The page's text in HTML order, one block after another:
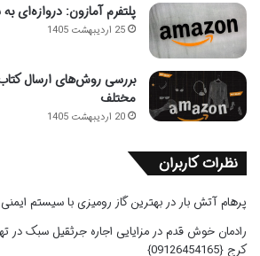
پلتفرم آمازون: دروازه‌ای
25 اردیبهشت 1405
بررسی روش‌های ارسال کتاب
مختلف
20 اردیبهشت 1405
نظرات کاربران
پرهام آتش باردربهترین گاز رومیزی با سیستم
رادمان خوش قدمدرمزایایی اجاره جرثقیل سبک در
کرج {09126454165}